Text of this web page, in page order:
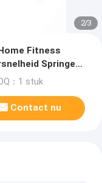
2/3
Fitness
Springen
：1 stuk
Contact nu